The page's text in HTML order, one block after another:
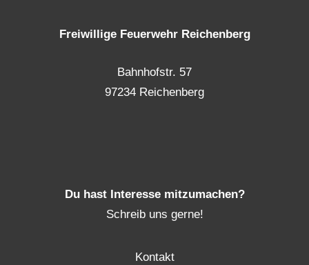
Freiwillige Feuerwehr Reichenberg
Bahnhofstr. 57
97234 Reichenberg
Du hast Interesse mitzumachen?
Schreib uns gerne!
Kontakt